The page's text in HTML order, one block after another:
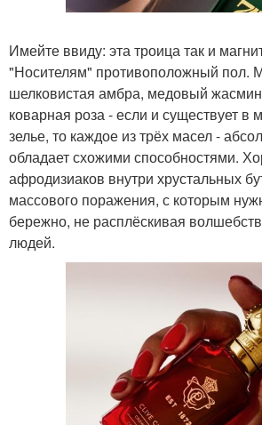
Имейте ввиду: эта троица так и
"Носителям" противоположный пол.
шелковистая амбра, медовый
коварная роза - если и существует в
зелье, то каждое из трёх масел -
обладает схожими способностями.
афродизиаков внутри хрустальных
массового поражения, с которым
бережно, не расплёскивая
людей.